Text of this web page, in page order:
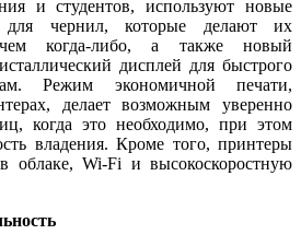
и студентов, используют новые
для чернил, которые делают их
когда-либо, а также новый
дисплей для быстрого
Режим экономичной печати,
делает возможным уверенно
когда это необходимо, при этом
владения. Кроме того, принтеры
облаке, Wi-Fi и высокоскоростную